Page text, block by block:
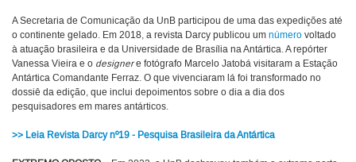
A Secretaria de Comunicação da UnB participou de uma das expedições até
o continente gelado. Em 2018, a revista Darcy publicou um número voltado
à atuação brasileira e da Universidade de Brasília na Antártica. A repórter
Vanessa Vieira e o designere fotógrafo Marcelo Jatobá visitaram a Estação
Antártica Comandante Ferraz. O que vivenciaram lá foi transformado no
dossiê da edição, que inclui depoimentos sobre o dia a dia dos
pesquisadores em mares antárticos.
>> Leia Revista Darcy nº19 - Pesquisa Brasileira da Antártica